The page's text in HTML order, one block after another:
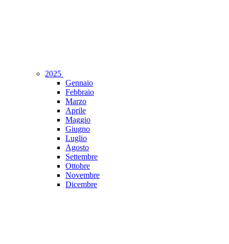
2025
Gennaio
Febbraio
Marzo
Aprile
Maggio
Giugno
Luglio
Agosto
Settembre
Ottobre
Novembre
Dicembre